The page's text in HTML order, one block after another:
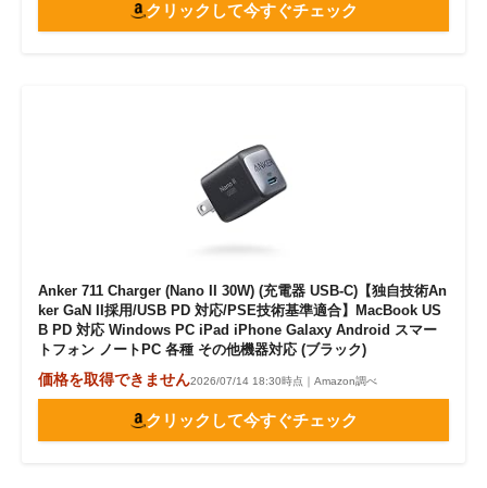
クリックして今すぐチェック
Anker 711 Charger (Nano II 30W) (充電器 USB-C)【独自技術An
ker GaN II採用/USB PD 対応/PSE技術基準適合】MacBook US
B PD 対応 Windows PC iPad iPhone Galaxy Android スマー
トフォン ノートPC 各種 その他機器対応 (ブラック)
価格を取得できません2026/07/14 18:30時点｜Amazon調べ
クリックして今すぐチェック